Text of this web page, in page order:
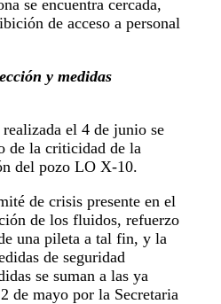
se encuentra cercada,
de acceso a personal
y medidas
el 4 de junio se
de la criticidad de la
del pozo LO X-10.
de crisis presente en el
de los fluidos, refuerzo
una pileta a tal fin, y la
de seguridad
se suman a las ya
de mayo por la Secretaria